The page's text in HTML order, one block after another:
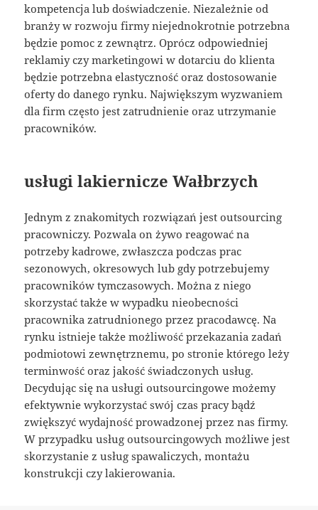
kompetencja lub doświadczenie. Niezależnie od
branży w rozwoju firmy niejednokrotnie potrzebna
będzie pomoc z zewnątrz. Oprócz odpowiedniej
reklamiy czy marketingowi w dotarciu do klienta
będzie potrzebna elastyczność oraz dostosowanie
oferty do danego rynku. Największym wyzwaniem
dla firm często jest zatrudnienie oraz utrzymanie
pracowników.
usługi lakiernicze Wałbrzych
Jednym z znakomitych rozwiązań jest outsourcing
pracowniczy. Pozwala on żywo reagować na
potrzeby kadrowe, zwłaszcza podczas prac
sezonowych, okresowych lub gdy potrzebujemy
pracowników tymczasowych. Można z niego
skorzystać także w wypadku nieobecności
pracownika zatrudnionego przez pracodawcę. Na
rynku istnieje także możliwość przekazania zadań
podmiotowi zewnętrznemu, po stronie którego leży
terminwość oraz jakość świadczonych usług.
Decydując się na usługi outsourcingowe możemy
efektywnie wykorzystać swój czas pracy bądź
zwiększyć wydajność prowadzonej przez nas firmy.
W przypadku usług outsourcingowych możliwe jest
skorzystanie z usług spawaliczych, montażu
konstrukcji czy lakierowania.